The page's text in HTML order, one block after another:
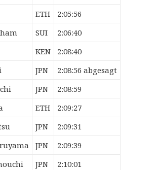
ETH
2:05:56
SUI
2:06:40
KEN
2:08:40
JPN
2:08:56 abgesagt
JPN
2:08:59
ETH
2:09:27
JPN
2:09:31
JPN
2:09:39
JPN
2:10:01